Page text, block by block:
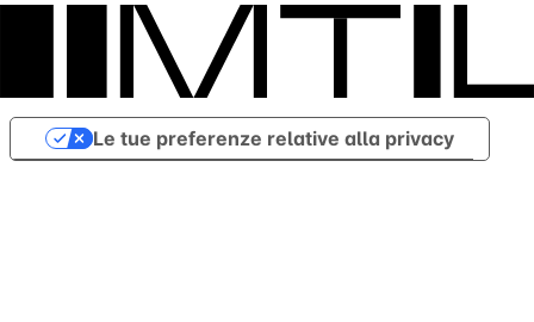
Le tue preferenze relative alla privacy